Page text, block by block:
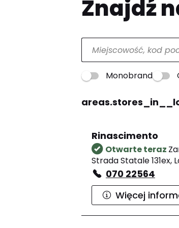
Znajdź
Monobrand
Rinascimento
Otwarte teraz
Strada Statale 131ex,
070 22564
Więcej